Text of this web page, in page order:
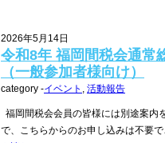
2026年5月14日
令和8年 福岡間税会通常
（一般参加者様向け）
category -イベント , 活動報告
福岡間税会会員の皆様には別途案内
で、こちらからのお申し込みは不要